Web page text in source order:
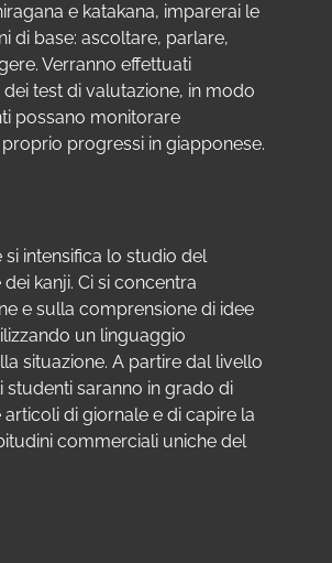
e katakana, imparerai le
di base: ascoltare, parlare,
Verranno effettuati
test di valutazione, in modo
possano monitorare
progressi in giapponese.
si intensifica lo studio del
kanji. Ci si concentra
e sulla comprensione di idee
un linguaggio
situazione. A partire dal livello
studenti saranno in grado di
di giornale e di capire la
commerciali uniche del